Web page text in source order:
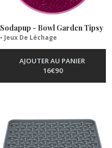
Sodapup - Bowl Garden Tipsy
- Jeux De Léchage
AJOUTER AU PANIER
16€90